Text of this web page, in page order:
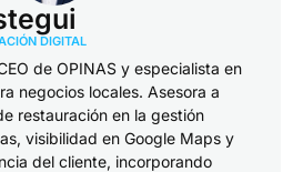
DIGITAL
de OPINAS y especialista en
negocios locales. Asesora a
restauración en la gestión
visibilidad en Google Maps y
del cliente, incorporando